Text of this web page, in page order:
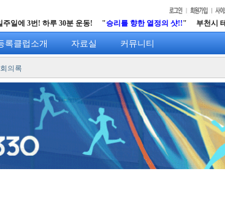
! 하루 30분 운동! " 승리를 향한 열정의 샷!!" 부천시 테니스협회
록클럽소개 자료실 커뮤니티
의록